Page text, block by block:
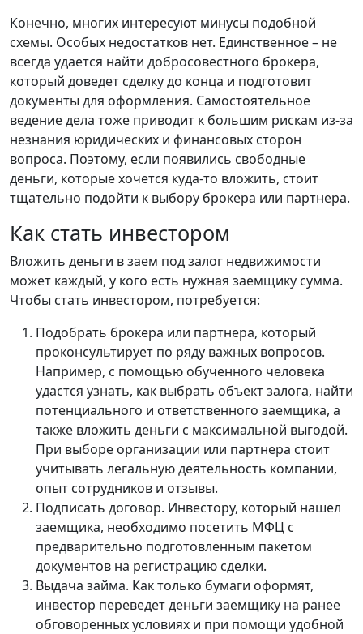
Конечно, многих интересуют минусы подобной
схемы. Особых недостатков нет. Единственное – не
всегда удается найти добросовестного брокера,
который доведет сделку до конца и подготовит
документы для оформления. Самостоятельное
ведение дела тоже приводит к большим рискам из-за
незнания юридических и финансовых сторон
вопроса. Поэтому, если появились свободные
деньги, которые хочется куда-то вложить, стоит
тщательно подойти к выбору брокера или партнера.
Как стать инвестором
Вложить деньги в заем под залог недвижимости
может каждый, у кого есть нужная заемщику сумма.
Чтобы стать инвестором, потребуется:
Подобрать брокера или партнера, который
проконсультирует по ряду важных вопросов.
Например, с помощью обученного человека
удастся узнать, как выбрать объект залога, найти
потенциального и ответственного заемщика, а
также вложить деньги с максимальной выгодой.
При выборе организации или партнера стоит
учитывать легальную деятельность компании,
опыт сотрудников и отзывы.
Подписать договор. Инвестору, который нашел
заемщика, необходимо посетить МФЦ с
предварительно подготовленным пакетом
документов на регистрацию сделки.
Выдача займа. Как только бумаги оформят,
инвестор переведет деньги заемщику на ранее
обговоренных условиях и при помощи удобной